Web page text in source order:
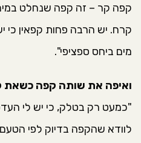
קפה קר – זה קפה שנחלט
מים ביחס ספציפי".
ואיפה את שותה קפה כשאת
"כמעט רק בטלק, כי יש לי